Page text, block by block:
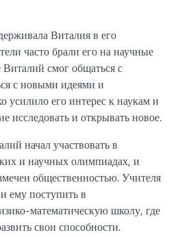
Виталия в его
часто брали его на научные
смог общаться с
с новыми идеями и
усилило его интерес к наукам и
исследовать и открывать новое.
начал участвовать в
и научных олимпиадах, и
общественностью. Учителя
ему поступить в
математическую школу, где
свои способности.